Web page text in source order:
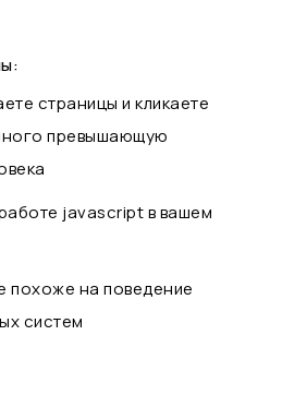
страницы и кликаете
превышающую
javascript в вашем
похоже на поведение
систем